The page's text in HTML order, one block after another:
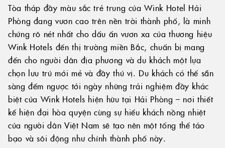
Tòa tháp đầy màu sắc trẻ trung của Wink Hotel Hải
Phòng đang vươn cao trên nền trời thành phố, là minh
chứng rõ nét nhất cho dấu ấn vươn xa của thương hiệu
Wink Hotels đến thị trường miền Bắc, chuẩn bị mang
đến cho người dân địa phương và du khách một lựa
chọn lưu trú mới mẻ và đầy thú vị. Du khách có thể sẵn
sàng đếm ngược tới ngày những trải nghiệm đầy khác
biệt của Wink Hotels hiện hữu tại Hải Phòng – nơi thiết
kế hiện đại hòa quyện cùng sự hiếu khách nồng nhiệt
của người dân Việt Nam sẽ tạo nên một tổng thể táo
bạo và sôi động như chính thành phố này.